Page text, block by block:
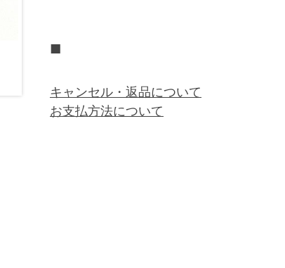
■
キャンセル・返品について
お支払方法について